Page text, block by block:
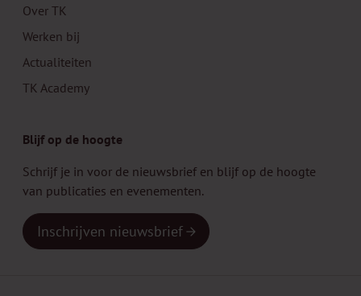
Over TK
Werken bij
Actualiteiten
TK Academy
Blijf op de hoogte
Schrijf je in voor de nieuwsbrief en blijf op de hoogte
van publicaties en evenementen.
Inschrijven nieuwsbrief